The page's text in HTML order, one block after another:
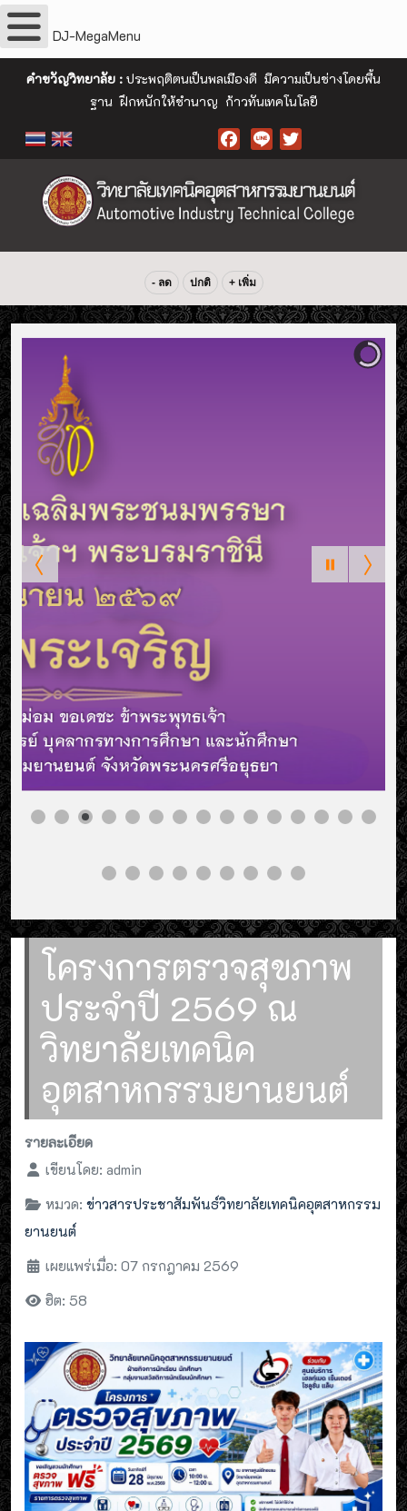
DJ-MegaMenu
คำขวัญวิทยาลัย : ประพฤติตนเป็นพลเมืองดี มีความเป็นช่างโดยพื้น
ฐาน ฝึกหนักให้ชำนาญ ก้าวทันเทคโนโลยี
- ลด ปกติ + เพิ่ม
โครงการตรวจสุขภาพ
ประจำปี 2569 ณ
วิทยาลัยเทคนิค
อุตสาหกรรมยานยนต์
รายละเอียด
เขียนโดย: admin
หมวด: ข่าวสารประชาสัมพันธ์วิทยาลัยเทคนิคอุตสาหกรรม
ยานยนต์
เผยแพร่เมื่อ: 07 กรกฎาคม 2569
ฮิต: 58